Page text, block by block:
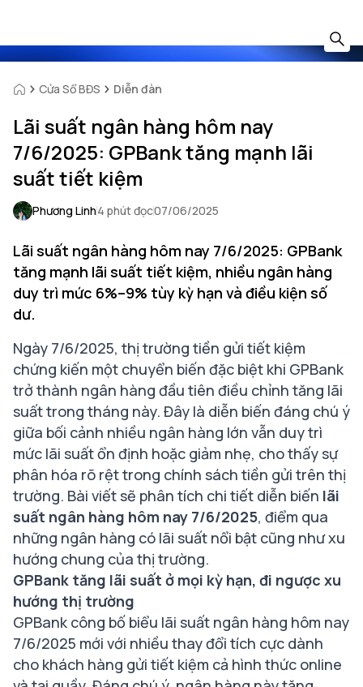
Cửa Sổ BĐS Diễn đàn
Lãi suất ngân hàng hôm nay
7/6/2025: GPBank tăng mạnh lãi
suất tiết kiệm
Phương Linh4 phút đọc07/06/2025
Lãi suất ngân hàng hôm nay 7/6/2025: GPBank
tăng mạnh lãi suất tiết kiệm, nhiều ngân hàng
duy trì mức 6%–9% tùy kỳ hạn và điều kiện số
dư.
Ngày 7/6/2025, thị trường tiền gửi tiết kiệm
chứng kiến một chuyển biến đặc biệt khi GPBank
trở thành ngân hàng đầu tiên điều chỉnh tăng lãi
suất trong tháng này. Đây là diễn biến đáng chú ý
giữa bối cảnh nhiều ngân hàng lớn vẫn duy trì
mức lãi suất ổn định hoặc giảm nhẹ, cho thấy sự
phân hóa rõ rệt trong chính sách tiền gửi trên thị
trường. Bài viết sẽ phân tích chi tiết diễn biến lãi
suất ngân hàng hôm nay 7/6/2025, điểm qua
những ngân hàng có lãi suất nổi bật cũng như xu
hướng chung của thị trường.
GPBank tăng lãi suất ở mọi kỳ hạn, đi ngược xu
hướng thị trường
GPBank công bố biểu lãi suất ngân hàng hôm nay
7/6/2025 mới với nhiều thay đổi tích cực dành
cho khách hàng gửi tiết kiệm cả hình thức online